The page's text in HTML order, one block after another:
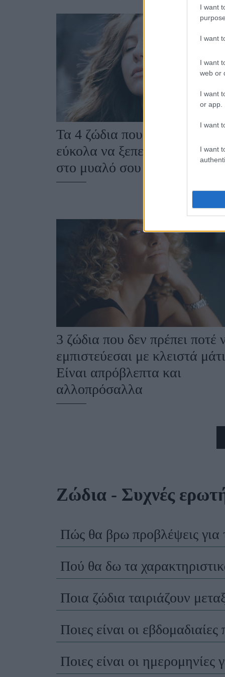
I want
I want
I want
web or
I want
or app.
I want
I want
Τα 4 ζώδια που δεν μπορείς
εύκολα να ξεπεράσεις -
στο μυαλό σου για πολύ
3 ζώδια που δεν πρέπει ποτέ
εμπιστεύεσαι με κλειστά
Είναι απρόβλεπτα και
αλλοπρόσαλλα
Ζώδια - Συχνές
Πώς θα βρω προβλέψεις για
Πού θα δω τα
Ποια ζώδια ταιριάζουν
Ποιες είναι οι
Ποιες είναι οι ημερομηνίες